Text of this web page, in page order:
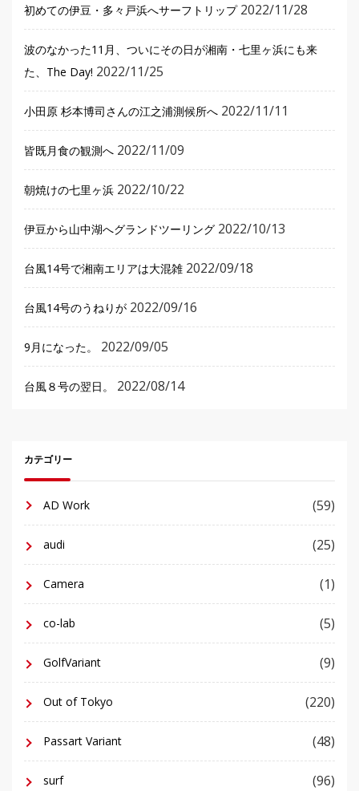
初めての伊豆・多々戸浜へサーフトリップ 2022/11/28
波のなかった11月、ついにその日が湘南・七里ヶ浜にも来
た、The Day! 2022/11/25
小田原 杉本博司さんの江之浦測候所へ 2022/11/11
皆既月食の観測へ 2022/11/09
朝焼けの七里ヶ浜 2022/10/22
伊豆から山中湖へグランドツーリング 2022/10/13
台風14号で湘南エリアは大混雑 2022/09/18
台風14号のうねりが 2022/09/16
9月になった。 2022/09/05
台風８号の翌日。 2022/08/14
カテゴリー
AD Work (59)
audi (25)
Camera (1)
co-lab (5)
GolfVariant (9)
Out of Tokyo (220)
Passart Variant (48)
surf (96)